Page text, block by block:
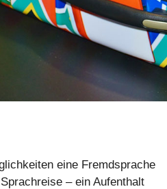
eine Fremdsprache
– ein Aufenthalt